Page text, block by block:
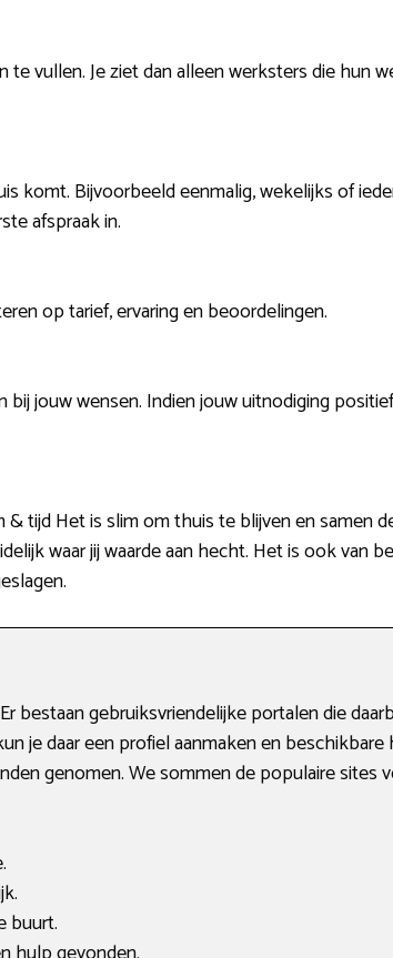
vullen. Je ziet dan alleen werksters die hun
komt. Bijvoorbeeld eenmalig, wekelijks of
afspraak in.
op tarief, ervaring en beoordelingen.
bij jouw wensen. Indien jouw uitnodiging
tijd Het is slim om thuis te blijven en samen
waar jij waarde aan hecht. Het is ook van
bestaan gebruiksvriendelijke portalen die
je daar een profiel aanmaken en beschikbare
genomen. We sommen de populaire sites
buurt.